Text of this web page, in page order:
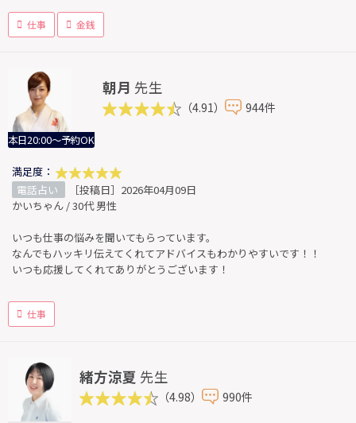
仕事 金銭
本日20:00～予約OK
朝月 先生
（4.91） 944件
満足度：
電話占い
［投稿日］2026年04月09日
かいちゃん / 30代 男性
いつも仕事の悩みを聞いてもらっています。
なんでもハッキリ伝えてくれてアドバイスもわかりやすいです！！
いつも応援してくれてありがとうございます！
仕事
緒方涼夏 先生
（4.98） 990件